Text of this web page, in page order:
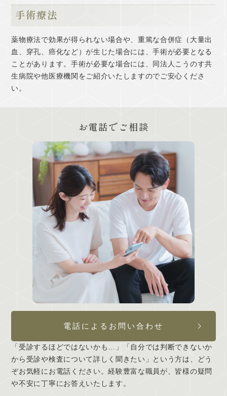
手術療法
薬物療法で効果が得られない場合や、重篤な合併症（大量出
血、穿孔、癌化など）が生じた場合には、手術が必要となる
ことがあります。手術が必要な場合には、同法人こうのす共
生病院や他医療機関をご紹介いたしますのでご安心くださ
い。
お電話でご相談
電話によるお問い合わせ
「受診するほどではないかも…」「自分では判断できないか
から受診や検査について詳しく聞きたい」という方は、どう
ぞお気軽にお電話ください。経験豊富な職員が、皆様の疑問
や不安に丁寧にお答えいたします。